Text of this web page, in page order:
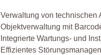
Verwaltung von technischen
Objektverwaltung mit
Integrierte Wartungs- und
Effizientes